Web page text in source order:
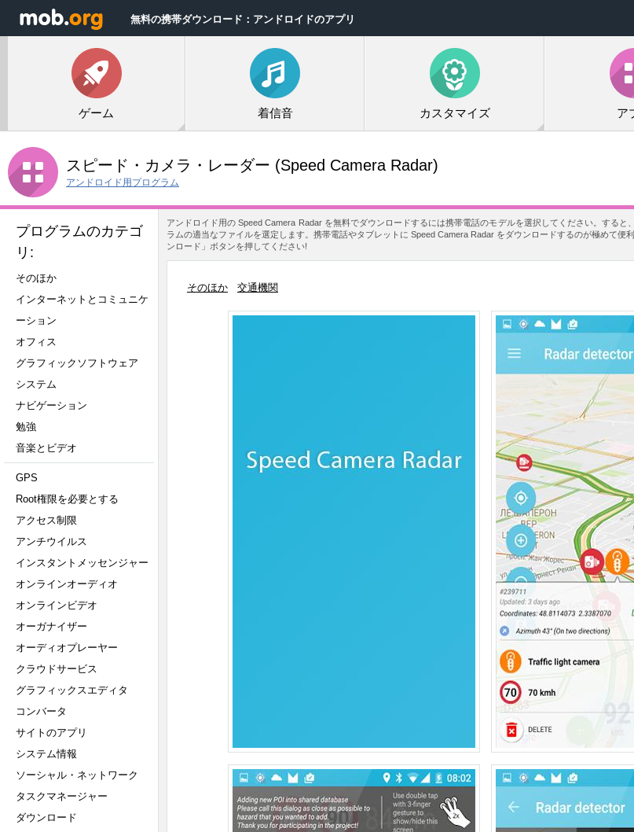
無料の携帯ダウンロード：アンドロイドのアプリ
ゲーム 着信音 カスタマイズ ア
スピード・カメラ・レーダー (Speed Camera Radar)
アンドロイド用プログラム
プログラムのカテゴ
リ:
そのほか
インターネットとコミュニケ
ーション
オフィス
グラフィックソフトウェア
システム
ナビゲーション
勉強
音楽とビデオ
GPS
Root権限を必要とする
アクセス制限
アンチウイルス
インスタントメッセンジャー
オンラインオーディオ
オンラインビデオ
オーガナイザー
オーディオプレーヤー
クラウドサービス
グラフィックスエディタ
コンバータ
サイトのアプリ
システム情報
ソーシャル・ネットワーク
タスクマネージャー
ダウンロード
アンドロイド用の Speed Camera Radar を無料でダウンロードするには携帯電話のモデルを選択してください。すると
ラムの適当なファイルを選定します。携帯電話やタブレットに Speed Camera Radar をダウンロードするのが極めて便
ンロード」ボタンを押してください!
そのほか 交通機関